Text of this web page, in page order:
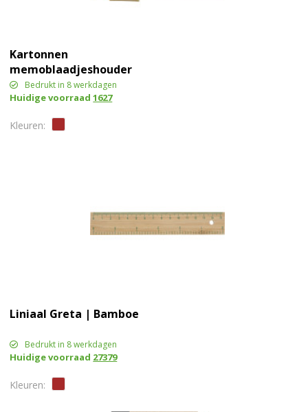
Kartonnen
memoblaadjeshouder
met liniaal
Bedrukt in 8 werkdagen
Huidige voorraad1627
Liniaal Greta | Bamboe
Bedrukt in 8 werkdagen
Huidige voorraad 27379